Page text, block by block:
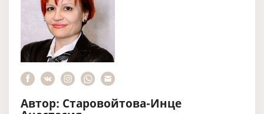
Автор: Старовойтова-Инце